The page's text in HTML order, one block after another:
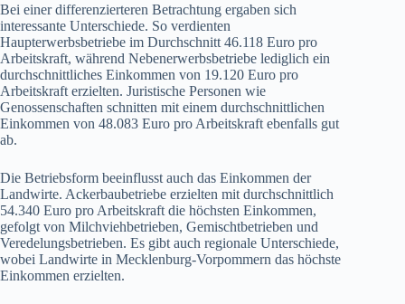
Bei einer differenzierteren Betrachtung ergaben sich
interessante Unterschiede. So verdienten
Haupterwerbsbetriebe im Durchschnitt 46.118 Euro pro
Arbeitskraft, während Nebenerwerbsbetriebe lediglich ein
durchschnittliches Einkommen von 19.120 Euro pro
Arbeitskraft erzielten. Juristische Personen wie
Genossenschaften schnitten mit einem durchschnittlichen
Einkommen von 48.083 Euro pro Arbeitskraft ebenfalls gut
ab.
Die Betriebsform beeinflusst auch das Einkommen der
Landwirte. Ackerbaubetriebe erzielten mit durchschnittlich
54.340 Euro pro Arbeitskraft die höchsten Einkommen,
gefolgt von Milchviehbetrieben, Gemischtbetrieben und
Veredelungsbetrieben. Es gibt auch regionale Unterschiede,
wobei Landwirte in Mecklenburg-Vorpommern das höchste
Einkommen erzielten.